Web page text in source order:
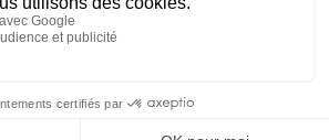
: ©Sud Radio / Pierre Olivier
Brigitte Lahaie